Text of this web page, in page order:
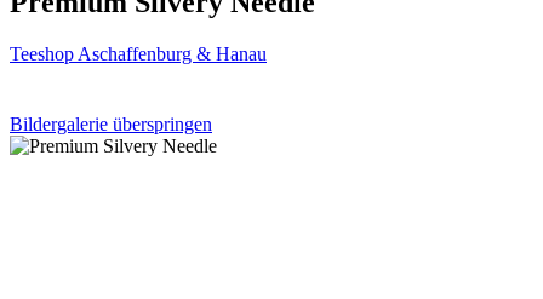
Teeshop Aschaffenburg & Hanau
Bildergalerie überspringen